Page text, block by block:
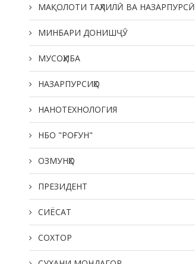
МАҚОЛОТИ ТАҲЛИЛӢ ВА НАЗАРПУРСӢ
МИНБАРИ ДОНИШҶӮ
МУСОҲИБА
НАЗАРПУРСИҲО
НАНОТЕХНОЛОГИЯ
НБО "РОҒУН"
ОЗМУНҲО
ПРЕЗИДЕНТ
СИЁСАТ
СОХТОР